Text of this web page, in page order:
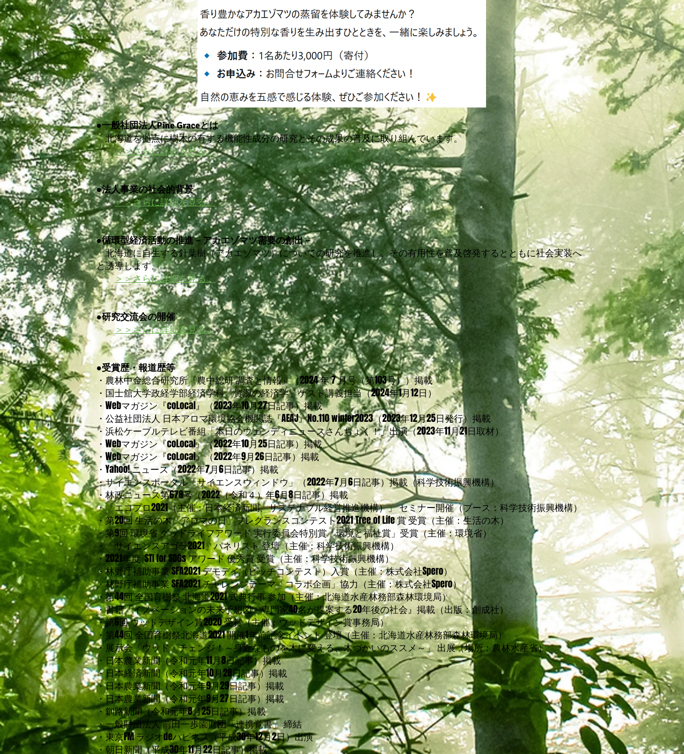
●一般社団法人Pine Graceとは
北海道を拠点に樹木の有する機能性成分の研究とその成果の普及に取り組んでいます。
​＞＞さらに詳細を見る。
●法人事業の社会的背景
​＞＞さらに詳細を見る。
​●循環型経済活動の推進－アカエゾマツ需要の創出－
北海道に自生する針葉樹（アカエゾマツ）についての研究を推進し、その有用性を普及啓発するとともに社会実装へ
と誘導します。
​＞＞さらに詳細を見る。
●研究交流会の開催
＞＞さらに詳細を見る。
●受賞歴・報道歴等
・農林中金総合研究所『農中総研 調査と情報』（2024 年 7 月号（第103号））掲載
・国士舘大学政経学部経済学科「資源の経済学」ゲスト講義担当（2024年1月12日）
・ Webマガジン『coLocal』（2023年10月27日記事）掲載
・公益社団法人 日本アロマ環境協会機関誌『AEAJ』No.110 winter2023（2023年12月25日発行）掲載
・浜松ケーブルテレビ番組「本日のウェンディニュースさんちょく！」出演（2023年11月21日取材）
・ Webマガジン『coLocal』（2022年10月25日記事）掲載
・ Webマガジン『coLocal』（2022年9月26日記事）掲載
・ Yahoo! ニュース（2022年7月6日記事）掲載
・サイエンスポータル「サイエンスウィンドウ」（2022年7月6日記事）掲載（科学技術振興機構）
・林政ニュース第678号（2022（令和４）年6月8日記事）掲載
・「エコプロ2021（主催：日本経済新聞、サステナブル経営推進機構）」 セミナー開催（ブース：科学技術振興機構）
・第20回 生活の木「アロマの日」フレグランスコンテスト2021 Tree of Life 賞 受賞（主催：生活の木）
・第9回 環境省 グッドライフアワード 実行委員会特別賞「環境と福祉賞」受賞（主催：環境省）
・「サイエンスアゴラ2021」パネリスト 登壇（主催：科学技術振興機構）
・2021年度 STI for SDGs アワード 優秀賞 受賞（主催：科学技術振興機構）
・林野庁補助事業 SFA2021 デモデイ（ピッチコンテスト）入賞（主催：株式会社Spero）
・林野庁補助事業 SFA2021 チャレンジテーマ「コラボ企画」協力 （主催：株式会社Spero）
・第44回 全国育樹祭 北海道2021 式典行事 参加（主催：北海道水産林務部森林環境局）
​・書籍『イノベーションの未来予想図－専門家40名が提案する20年後の社会』掲載（出版：創成社）
・第6回 ウッドデザイン賞2020 受賞（主催：ウッドデザイン賞事務局）
・第44回 全国育樹祭北海道2021 開催1年前記念イベント 登壇（主催：北海道水産林務部森林環境局）
・展示会「ウッド・チェンジ！～身近なものを木に変える、木づかいのススメ～」 出展（場所：農林水産省）
・日本農業新聞（令和元年11月8日記事）掲載
・日本経済新聞（令和元年10月28日記事）掲載
・日本農業新聞（令和元年9月29日記事）掲載
・日本農業新聞（令和元年9月27日記事）掲載
・釧路新聞（令和元年8月25日記事）掲載
・一般財団法人 前田一歩園財団「連携覚書」 締結
・東京FM ラジオdeハピネス（平成30年12月2日）出演
・朝日新聞（平成30年11月22日記事）掲載